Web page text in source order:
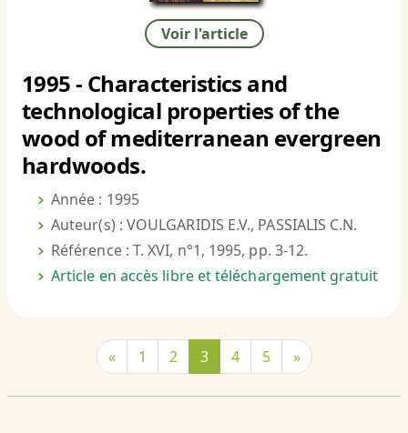
Voir l'article
1995 - Characteristics and
technological properties of the
wood of mediterranean evergreen
hardwoods.
Année : 1995
Auteur(s) : VOULGARIDIS E.V., PASSIALIS C.N.
Référence : T. XVI, n°1, 1995, pp. 3-12.
Article en accès libre et téléchargement gratuit
« 1 2 3 4 5 »